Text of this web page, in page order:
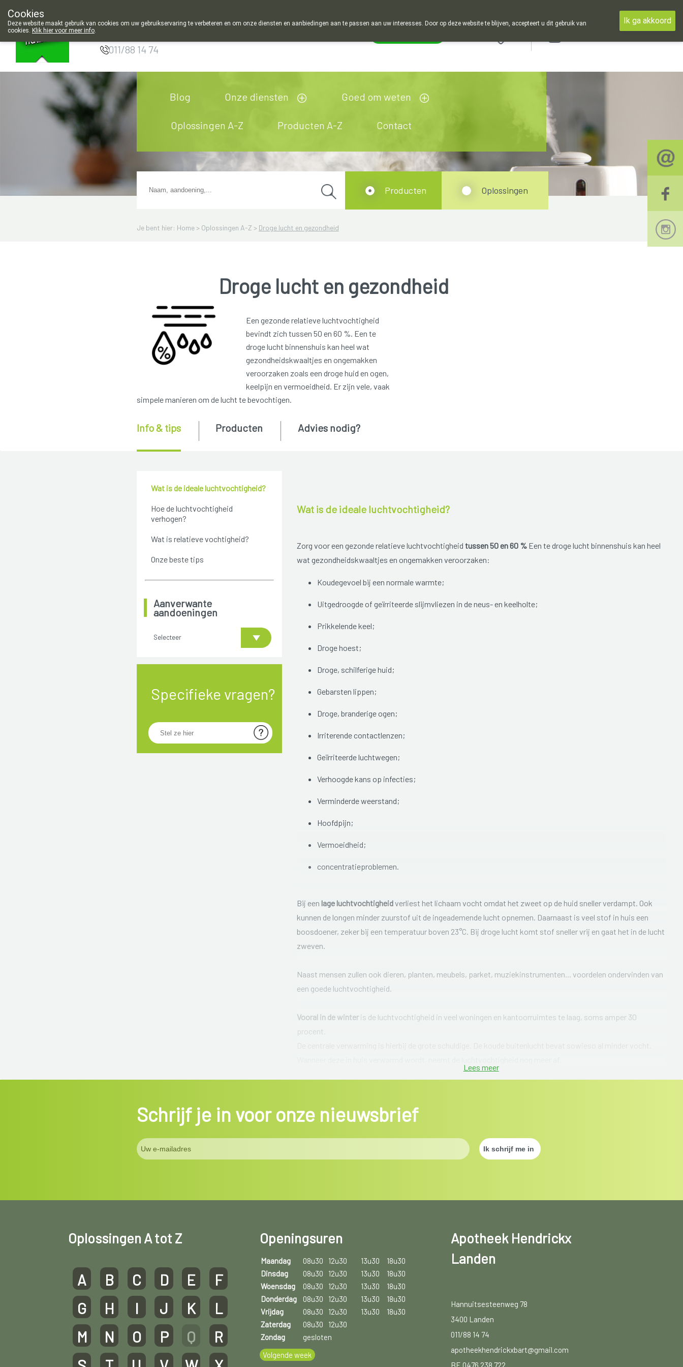
gesloten en 's morgens geopend vanaf 9u00!
Apotheek
Hendrickx Landen
011/88 14 74
Blog Onze diensten Goed om weten
Oplossingen A-Z Producten A-Z Contact
Je bent hier: Home > Oplossingen A-Z > Droge lucht en gezondheid
Producten Oplossingen
Droge lucht en gezondheid
Een gezonde relatieve luchtvochtigheid
bevindt zich tussen 50 en 60 %. Een te
droge lucht binnenshuis kan heel wat
gezondheidskwaaltjes en ongemakken
veroorzaken zoals een droge huid en ogen,
keelpijn en vermoeidheid. Er zijn vele, vaak
simpele manieren om de lucht te bevochtigen.
Wat is de ideale luchtvochtigheid?
Hoe de luchtvochtigheid
verhogen?
Wat is relatieve vochtigheid?
Onze beste tips
Aanverwante
aandoeningen
Selecteer
Specifieke vragen?
Info & tips Producten Advies nodig?
Wat is de ideale luchtvochtigheid?
Zorg voor een gezonde relatieve luchtvochtigheid tussen 50 en 60 %Een te droge lucht binnenshuis kan heel
wat gezondheidskwaaltjes en ongemakken veroorzaken:
Koudegevoel bij een normale warmte;
Uitgedroogde of geïrriteerde slijmvliezen in de neus- en keelholte;
Prikkelende keel;
Droge hoest;
Droge, schilferige huid;
Gebarsten lippen;
Droge, branderige ogen;
Irriterende contactlenzen;
Geïrriteerde luchtwegen;
Verhoogde kans op infecties;
Verminderde weerstand;
Hoofdpijn;
Vermoeidheid;
concentratieproblemen.
Bij een lage luchtvochtigheidverliest het lichaam vocht omdat het zweet op de huid sneller verdampt. Ook
kunnen de longen minder zuurstof uit de ingeademende lucht opnemen. Daarnaast is veel stof in huis een
boosdoener, zeker bij een temperatuur boven 23°C. Bij droge lucht komt stof sneller vrij en gaat het in de lucht
zweven.
Naast mensen zullen ook dieren, planten, meubels, parket, muziekinstrumenten... voordelen ondervinden van
een goede luchtvochtigheid.
Vooral in de winteris de luchtvochtigheid in veel woningen en kantoorruimtes te laag, soms amper 30
procent.
Vaak denkt men het probleem op te lossen door de ramen op een kier te zetten. Zo wordt er inderdaad frisse
Let er wel op dat je deze niet monteert aan de binnenzijde van een buitenmuur of in de buurt van een raam.
Lees meer
Schrijf je in voor onze nieuwsbrief
Oplossingen A tot Z
A B C D E
F
G
H I J K
L
M
N O P Q
R
Openingsuren
Maandag 08u30 12u30 13u30
18u30
Dinsdag
08u30 12u30 13u30
18u30
Woensdag
08u30 12u30 13u30
18u30
Donderdag
08u30 12u30 13u30
18u30
Vrijdag
08u30 12u30 13u30
18u30
Zaterdag
08u30
12u30
Zondag
gesloten
Volgende week
Apotheek Hendrickx
Landen
Hannuitsesteenweg 78
3400 Landen
011/88 14 74
apotheekhendrickxbart@gmail.com
BE 0476 238 722
Cookies
Deze website maakt gebruik van cookies om uw gebruikservaring te verbeteren en om onze diensten en aanbiedingen aan te passen aan uw interesses. Door op deze website te blijven, accepteert u dit gebruik van
cookies. Klik hier voor meer info.
Ik ga akkoord